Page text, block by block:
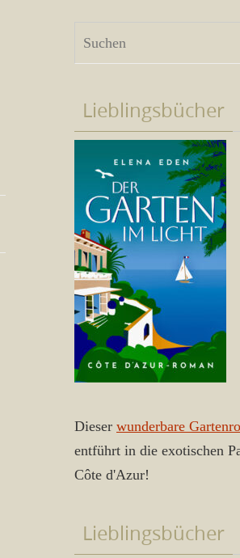
Lieblingsbücher
Dieser wunderbare
entführt in die exotischen
Côte d'Azur!
Lieblingsbücher